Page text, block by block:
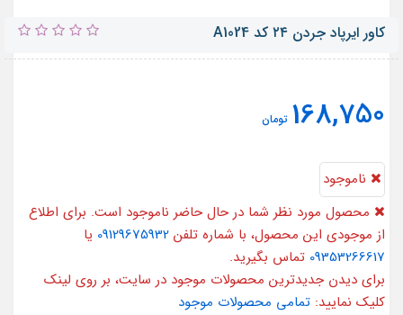
کاور ایرپاد جردن ۲۴ کد A1024
168,750 تومان
ناموجود
محصول مورد نظر شما در حال حاضر ناموجود است. برای اطلاع
از موجودی این محصول، با شماره تلفن 09129675932 یا
09353266617 تماس بگیرید.
برای دیدن جدیدترین محصولات موجود در سایت، بر روی لینک
کلیک نمایید: تمامی محصولات موجود